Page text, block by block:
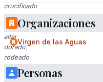
crucificado
en
un
altar
dorado,
rodeado
por
flores
Organizaciones
Virgen de las Aguas
Personas